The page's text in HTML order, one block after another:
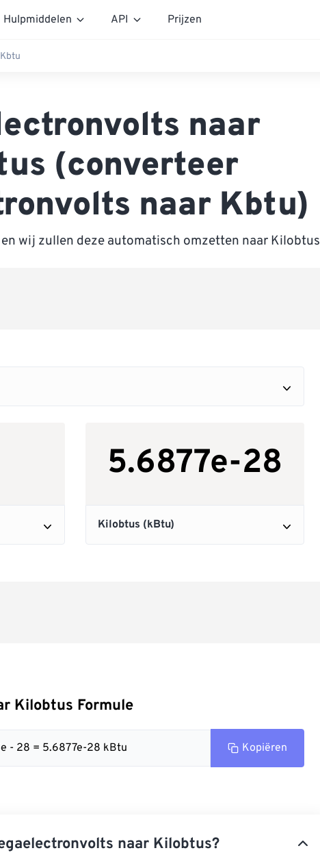
Hulpmiddelen API Prijzen
naar
(converteer
naar Kbtu)
wij zullen deze automatisch omzetten naar Kilobtus
Kilobtus Formule
- 28 = 5.6877e-28 kBtu Kopiëren
naar Kilobtus?